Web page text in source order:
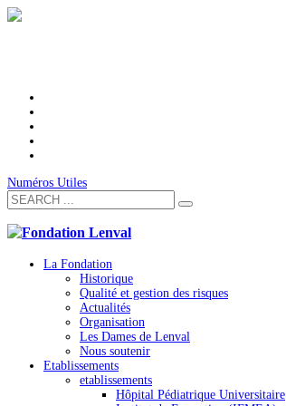
Numéros Utiles
La Fondation
Historique
Qualité et gestion des risques
Actualités
Organisation
Les Dames de Lenval
Nous soutenir
Etablissements
etablissements
Hôpital Pédiatrique Universitaire